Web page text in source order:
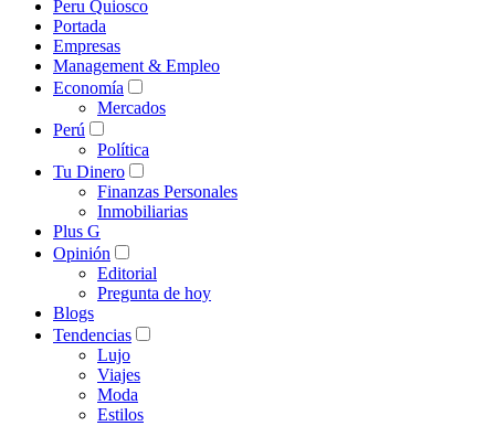
Peru Quiosco
Portada
Empresas
Management & Empleo
Economía
Mercados
Perú
Política
Tu Dinero
Finanzas Personales
Inmobiliarias
Plus G
Opinión
Editorial
Pregunta de hoy
Blogs
Tendencias
Lujo
Viajes
Moda
Estilos